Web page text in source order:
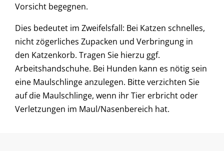
Vorsicht begegnen.
Dies bedeutet im Zweifelsfall: Bei Katzen schnelles,
nicht zögerliches Zupacken und Verbringung in
den Katzenkorb. Tragen Sie hierzu ggf.
Arbeitshandschuhe. Bei Hunden kann es nötig sein
eine Maulschlinge anzulegen. Bitte verzichten Sie
auf die Maulschlinge, wenn ihr Tier erbricht oder
Verletzungen im Maul/Nasenbereich hat.